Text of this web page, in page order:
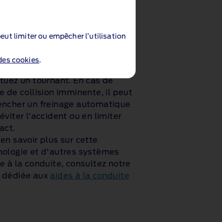
intersections
d’aide aux intersections
lorsque vous vous
un tournant. En cas de
de collision imminente, il peut
un freinage automatique
l’accident ou en limiter
en savoir plus sur cette
et d'autres systèmes
à la conduite, consultez notre
dédiée aux aides à la conduite
limiter ou empêcher l’utilisation
cookies.